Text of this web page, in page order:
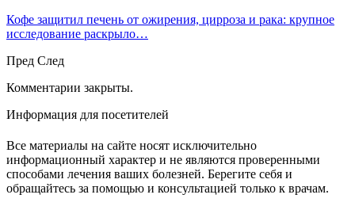
Кофе защитил печень от ожирения, цирроза и рака: крупное
исследование раскрыло…
Пред След
Комментарии закрыты.
Информация для посетителей
Все материалы на сайте носят исключительно
информационный характер и не являются проверенными
способами лечения ваших болезней. Берегите себя и
обращайтесь за помощью и консультацией только к врачам.